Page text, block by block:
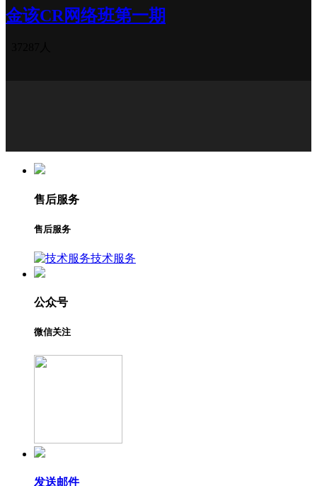
金该CR网络班第一期
售后服务
售后服务
技术服务
公众号
微信关注
发送邮件